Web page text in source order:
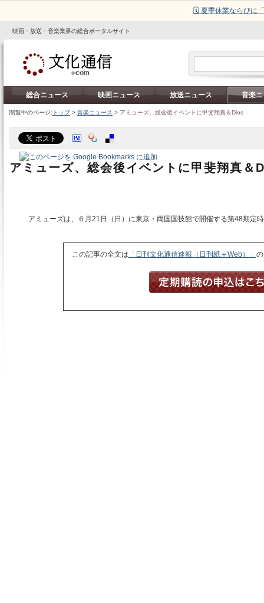
🗓️ 夏季休業ならびに
映画・放送・音楽業界の総合ポータルサイト
総合ニュース 映画ニュース 放送ニュース 音楽
閲覧中のページ: トップ> 音楽ニュース > アミューズ、総会後イベントに甲斐翔真＆Dios
アミューズ、総会後イベントに甲斐翔真＆
アミューズは、６月21日（日）に東京・両国国技館で開催する第48期定
この記事の全文は 「日刊文化通信速報（日刊紙＋Web）」